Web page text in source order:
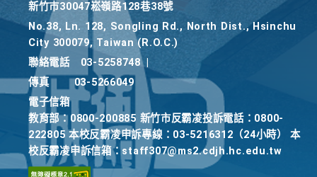
新竹巿30047崧嶺路128巷38號
No.38, Ln. 128, Songling Rd., North Dist., Hsinchu
City 300079, Taiwan (R.O.C.)
聯絡電話
03-5258748
傳真
03-5266049
電子信箱
教育部：0800-200885 新竹市反霸凌投訴電話：0800-
222805 本校反霸凌申訴專線：03-5216312（24小時） 本
校反霸凌申訴信箱：staff307@ms2.cdjh.hc.edu.tw